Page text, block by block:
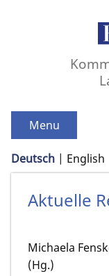
Menu
Deutsch English
Aktuelle
Michaela
(Hg.)